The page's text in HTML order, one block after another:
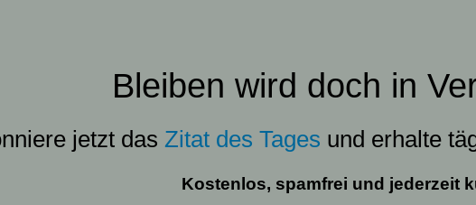
Bleiben wird doch in
jetzt das Zitat des Tages und erhalte
Kostenlos, spamfrei und jederzeit